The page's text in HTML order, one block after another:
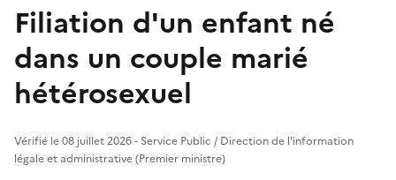
Filiation d'un enfant né
dans un couple marié
hétérosexuel
Vérifié le 08 juillet 2026 - Service Public / Direction de l'information
légale et administrative (Premier ministre)